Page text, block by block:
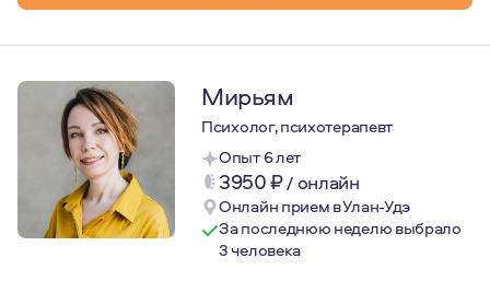
Мирьям
Психолог, психотерапевт
Опыт 6 лет
3950₽/ онлайн
Онлайн прием в Улан-Удэ
За последнюю неделю выбрало
3 человека